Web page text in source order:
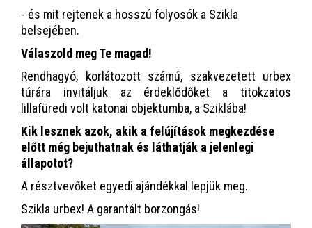
- és mit rejtenek a hosszú folyosók a Szikla
belsejében.
Válaszold meg Te magad!
Rendhagyó, korlátozott számú, szakvezetett urbex
túrára invitáljuk az érdeklődőket a titokzatos
lillafüredi volt katonai objektumba, a Sziklába!
Kik lesznek azok, akik a felújítások megkezdése
előtt még bejuthatnak és láthatják a jelenlegi
állapotot?
A résztvevőket egyedi ajándékkal lepjük meg.
Szikla urbex! A garantált borzongás!